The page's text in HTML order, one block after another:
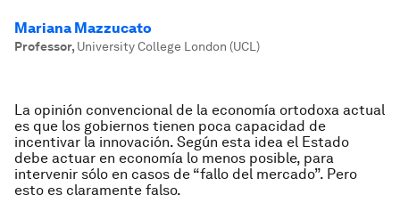
Mariana Mazzucato
Professor, University College London (UCL)
La opinión convencional de la economía ortodoxa actual
es que los gobiernos tienen poca capacidad de
incentivar la innovación. Según esta idea el Estado
debe actuar en economía lo menos posible, para
intervenir sólo en casos de “fallo del mercado”. Pero
esto es claramente falso.